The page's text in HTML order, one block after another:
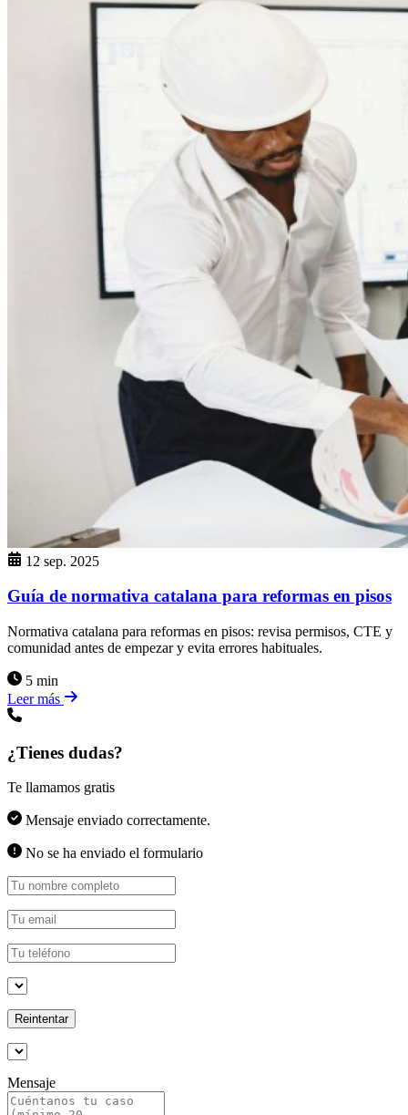
12 sep. 2025
Guía de normativa catalana para reformas en pisos
Normativa catalana para reformas en pisos: revisa permisos, CTE y
comunidad antes de empezar y evita errores habituales.
5 min
Leer más
¿Tienes dudas?
Te llamamos gratis
Mensaje enviado correctamente.
No se ha enviado el formulario
Reintentar
Mensaje